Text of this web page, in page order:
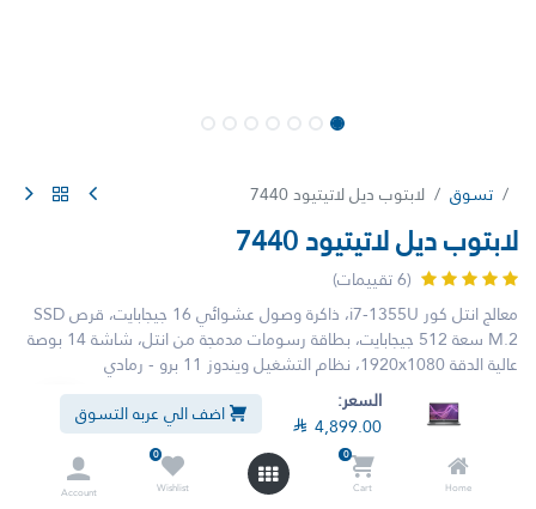
السعر:
 4,899.00 اضف الي عربه التسوق
Home
0
Cart
0
Wishlist
Account
تسوق لابتوب ديل لاتيتيود 7440
لابتوب ديل لاتيتيود 7440
(6 تقييمات)
معالج انتل كور i7-1355U، ذاكرة وصول عشوائي 16 جيجابايت، قرص SSD
M.2 سعة 512 جيجابايت، بطاقة رسومات مدمجة من انتل، شاشة 14 بوصة
عالية الدقة 1920x1080، نظام التشغيل ويندوز 11 برو - رمادي
4,899.00 شامل الضريبة